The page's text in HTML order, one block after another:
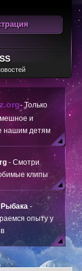
- Только
и
нашим детям
- Смотри
клипы
Рыбака -
опыту у